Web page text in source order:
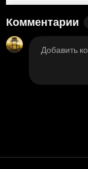
Комментарии